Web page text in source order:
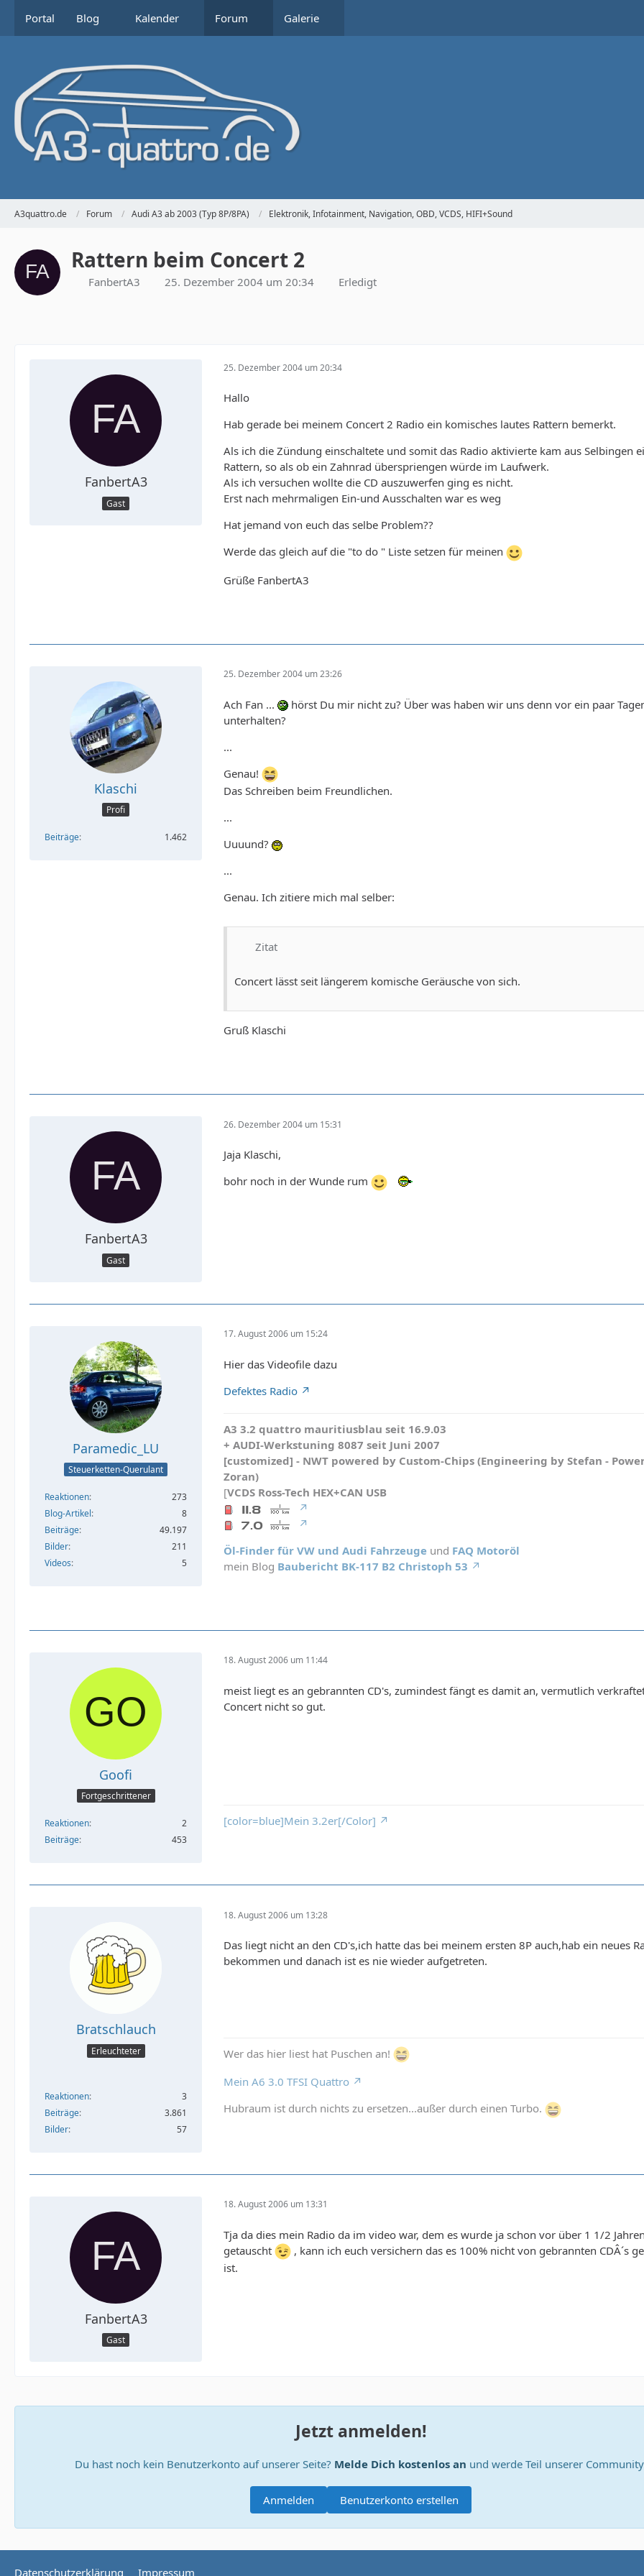
Portal Blog Kalender Forum Galerie
A3quattro.de Forum Audi A3 ab 2003 (Typ 8P/8PA) Elektronik, Infotainment, Navigation, OBD, VCDS, HIFI+Sound
Rattern beim Concert 2
FanbertA3 25. Dezember 2004 um 20:34 Erledigt
FanbertA3
Gast
25. Dezember 2004 um 20:34
Hallo
Hab gerade bei meinem Concert 2 Radio ein komisches lautes Rattern bemerkt.
Als ich die Zündung einschaltete und somit das Radio aktivierte kam aus Selbingen
Rattern, so als ob ein Zahnrad überspriengen würde im Laufwerk.
Als ich versuchen wollte die CD auszuwerfen ging es nicht.
Erst nach mehrmaligen Ein-und Ausschalten war es weg
Hat jemand von euch das selbe Problem??
Werde das gleich auf die "to do " Liste setzen für meinen
Grüße FanbertA3
Klaschi
Profi
Beiträge 1.462
25. Dezember 2004 um 23:26
Ach Fan ...
hörst Du mir nicht zu? Über was haben wir uns denn vor ein paar
unterhalten?
...
Genau!
Das Schreiben beim Freundlichen.
...
Uuuund?
...
Genau. Ich zitiere mich mal selber:
Zitat
Concert lässt seit längerem komische Geräusche von sich.
Gruß Klaschi
FanbertA3
Gast
26. Dezember 2004 um 15:31
Jaja Klaschi,
bohr noch in der Wunde rum
Paramedic_LU
Steuerketten-Querulant
Reaktionen
273
Blog-Artikel
8
Beiträge
49.197
Bilder
211
Videos
5
17. August 2006 um 15:24
Hier das Videofile dazu
Defektes Radio
A3 3.2 quattro mauritiusblau seit 16.9.03
+ AUDI-Werkstuning 8087 seit Juni 2007
[customized] - NWT powered by Custom-Chips (Engineering by Stefan -
Zoran)
[VCDS Ross-Tech HEX+CAN USB
Öl-Finder für VW und Audi Fahrzeuge und FAQ Motoröl
mein Blog Baubericht BK-117 B2 Christoph 53
Goofi
Fortgeschrittener
Reaktionen
2
Beiträge
453
18. August 2006 um 11:44
meist liegt es an gebrannten CD's, zumindest fängt es damit an, vermutlich
Concert nicht so gut.
[color=blue]Mein 3.2er[/Color]
Bratschlauch
Erleuchteter
Reaktionen
3
Beiträge
3.861
Bilder
57
18. August 2006 um 13:28
Das liegt nicht an den CD's,ich hatte das bei meinem ersten 8P auch,hab ein neues
bekommen und danach ist es nie wieder aufgetreten.
Wer das hier liest hat Puschen an!
Mein A6 3.0 TFSI Quattro
Hubraum ist durch nichts zu ersetzen...außer durch einen Turbo.
FanbertA3
Gast
18. August 2006 um 13:31
Tja da dies mein Radio da im video war, dem es wurde ja schon vor über 1 1/2
getauscht
, kann ich euch versichern das es 100% nicht von gebrannten CDÂ´s
ist.
Jetzt anmelden!
Du hast noch kein Benutzerkonto auf unserer Seite? Melde Dich kostenlos an und werde Teil unserer
Benutzerkonto erstellen
Anmelden
Datenschutzerklärung Impressum